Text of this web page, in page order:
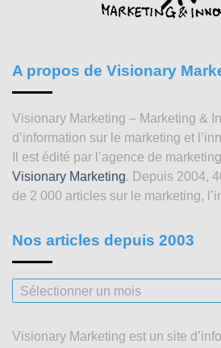
A propos de Visionary
Visionary Marketing – Marketing &
d’information sur le marketing et
Il est édité par l’agence de
Visionary Marketing. Depuis 2004,
de 2 000 articles sur le marketing,
Nos articles depuis 2003
Nos
articles
2003
Visionary Marketing est un site